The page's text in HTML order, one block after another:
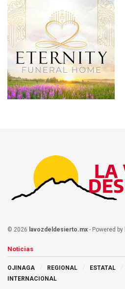
© 2026 lavozdeldesierto.mx - Powered by
Noticias
OJINAGA REGIONAL ESTATAL
INTERNACIONAL